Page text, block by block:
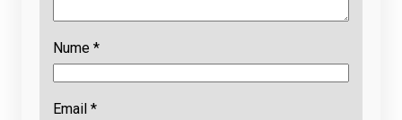
Nume *
Email *